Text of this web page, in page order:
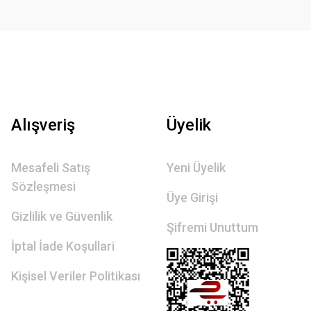
Alışveriş
Mesafeli Satış
Sözleşmesi
Gizlilik ve Güvenlik
İptal İade Koşullari
Kişisel Veriler Politikası
Üyelik
Yeni Üyelik
Üye Girişi
Şifremi Unuttum